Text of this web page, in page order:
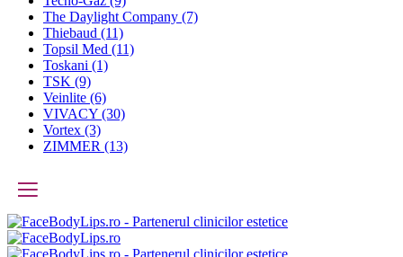
The Daylight Company (7)
Thiebaud (11)
Topsil Med (11)
Toskani (1)
TSK (9)
Veinlite (6)
VIVACY (30)
Vortex (3)
ZIMMER (13)